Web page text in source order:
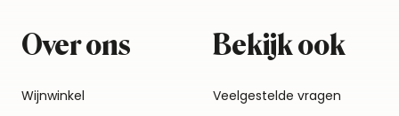
Over ons
Wijnwinkel
Bekijk ook
Veelgestelde vragen